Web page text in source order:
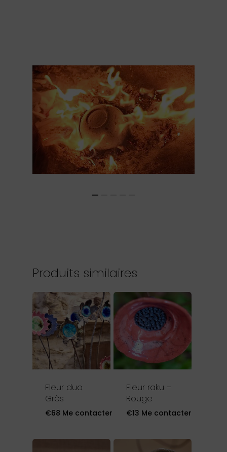
Produits similaires
Fleur duo
Grès
€68 Me contacter
Fleur raku –
Rouge
€13 Me contacter